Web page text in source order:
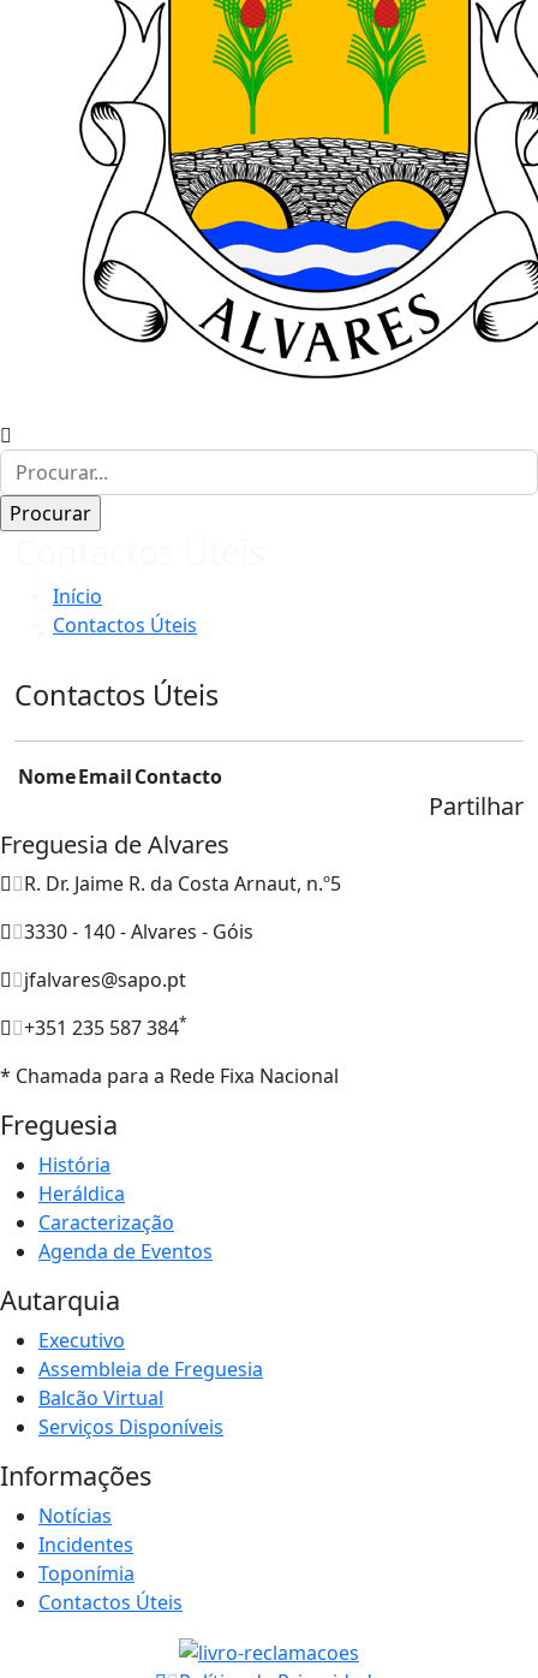
Início
Contactos Úteis
Contactos Úteis
NomeEmailContacto
Partilhar
Freguesia de Alvares
R. Dr. Jaime R. da Costa Arnaut, n.º5
3330 - 140 - Alvares - Góis
jfalvares@sapo.pt
+351 235 587 384*
* Chamada para a Rede Fixa Nacional
Freguesia
História
Heráldica
Caracterização
Agenda de Eventos
Autarquia
Executivo
Assembleia de Freguesia
Balcão Virtual
Serviços Disponíveis
Informações
Notícias
Incidentes
Toponímia
Contactos Úteis